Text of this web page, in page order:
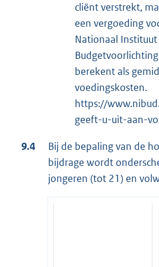
cliënt verstrekt,
een vergoeding
Nationaal
berekent als
voedingskosten.
https://
geeft-u-uit-aan-
9.4
Bij de bepaling van de
bijdrage wordt
jongeren (tot 21) en